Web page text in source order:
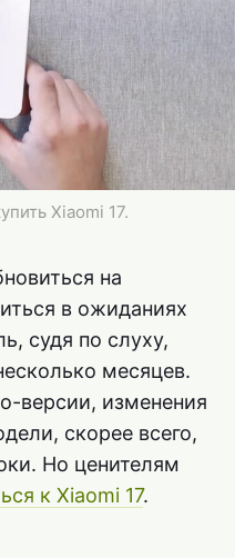
Xiaomi 17.
на
в ожиданиях
судя по слуху,
месяцев.
версии, изменения
скорее всего,
Но ценителям
к Xiaomi 17.